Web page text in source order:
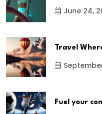
June 24,
Travel
Fuel your